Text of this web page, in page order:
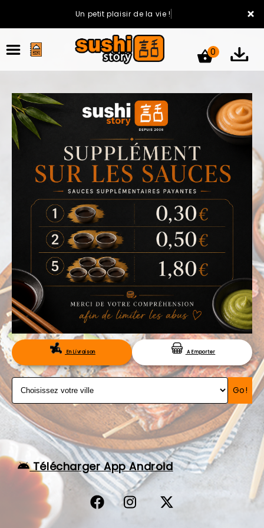
×
Un petit plaisir de la vie !
ACCUEIL
LA CARTE
VOTRE COMPTE
NOTRE RESTAURANT
VOS AVIS
MENTIONS LÉGALES
C.G.V
RÉSERVATION
0
En Livraison A Emporter
Go!
Télécharger App Android